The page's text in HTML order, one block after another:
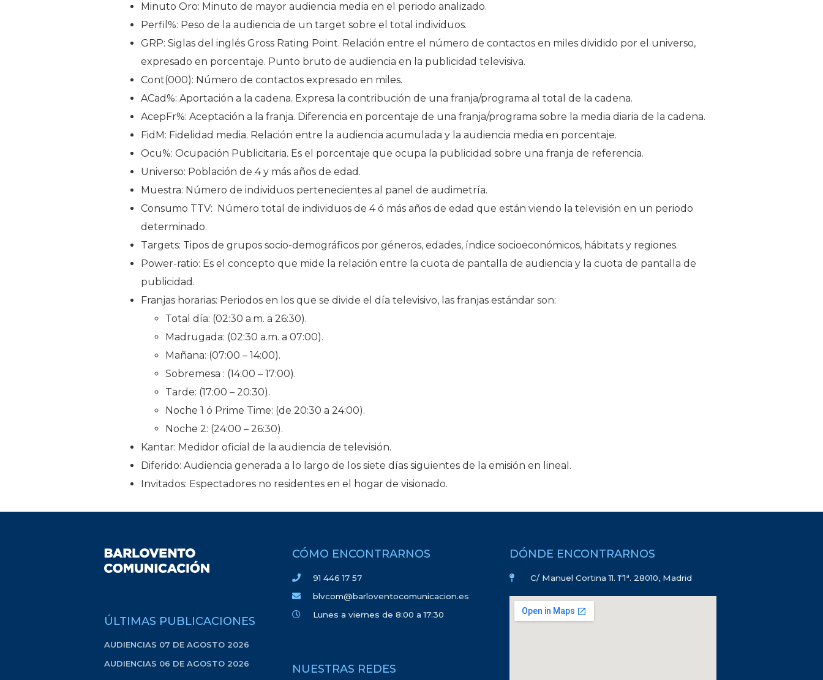
Minuto Oro: Minuto de mayor audiencia media en el periodo analizado.
Perfil%: Peso de la audiencia de un target sobre el total individuos.
GRP: Siglas del inglés Gross Rating Point. Relación entre el número de contactos en miles dividido por el universo,
expresado en porcentaje. Punto bruto de audiencia en la publicidad televisiva.
Cont(000): Número de contactos expresado en miles.
ACad%: Aportación a la cadena. Expresa la contribución de una franja/programa al total de la cadena.
AcepFr%: Aceptación a la franja. Diferencia en porcentaje de una franja/programa sobre la media diaria de la cadena.
FidM: Fidelidad media. Relación entre la audiencia acumulada y la audiencia media en porcentaje.
Ocu%: Ocupación Publicitaria. Es el porcentaje que ocupa la publicidad sobre una franja de referencia.
Universo: Población de 4 y más años de edad.
Muestra: Número de individuos pertenecientes al panel de audimetría.
Consumo TTV: Número total de individuos de 4 ó más años de edad que están viendo la televisión en un periodo
determinado.
Targets: Tipos de grupos socio-demográficos por géneros, edades, índice socioeconómicos, hábitats y regiones.
Power-ratio: Es el concepto que mide la relación entre la cuota de pantalla de audiencia y la cuota de pantalla de
publicidad.
Franjas horarias: Periodos en los que se divide el día televisivo, las franjas estándar son:
Total día: (02:30 a.m. a 26:30).
Madrugada: (02:30 a.m. a 07:00).
Mañana: (07:00 – 14:00).
Sobremesa : (14:00 – 17:00).
Tarde: (17:00 – 20:30).
Noche 1 ó Prime Time: (de 20:30 a 24:00).
Noche 2: (24:00 – 26:30).
Kantar: Medidor oficial de la audiencia de televisión.
Diferido: Audiencia generada a lo largo de los siete días siguientes de la emisión en lineal.
Invitados: Espectadores no residentes en el hogar de visionado.
ÚLTIMAS PUBLICACIONES
AUDIENCIAS 07 DE AGOSTO 2026
AUDIENCIAS 06 DE AGOSTO 2026
CÓMO ENCONTRARNOS
91 446 17 57
blvcom@barloventocomunicacion.es
Lunes a viernes de 8:00 a 17:30
NUESTRAS REDES
DÓNDE ENCONTRARNOS
C/ Manuel Cortina 11. 1º1ª. 28010, Madrid